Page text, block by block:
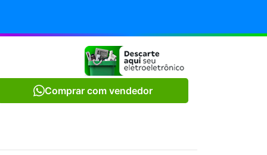
Comprar com vendedor